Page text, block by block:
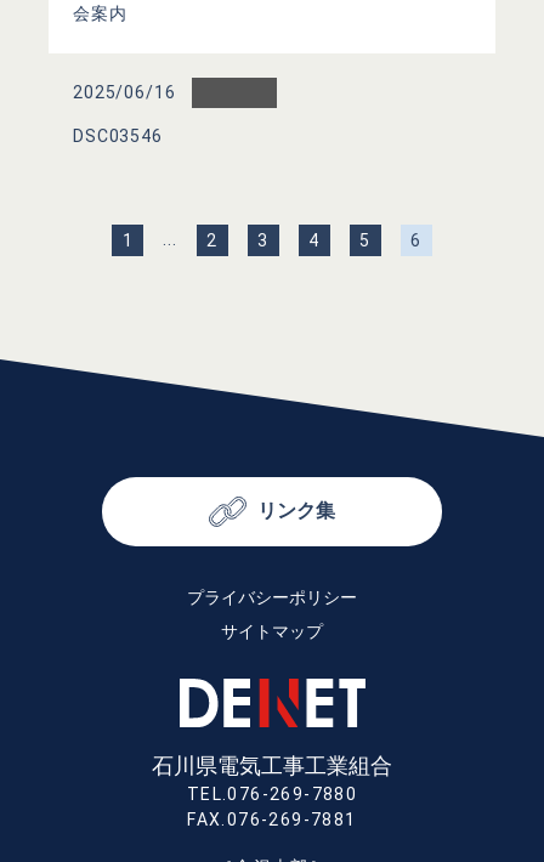
会案内
2025/06/16
DSC03546
1 2 3 4 5 6
リンク集
プライバシーポリシー
サイトマップ
石川県電気工事工業組合
TEL.076-269-7880
FAX.076-269-7881